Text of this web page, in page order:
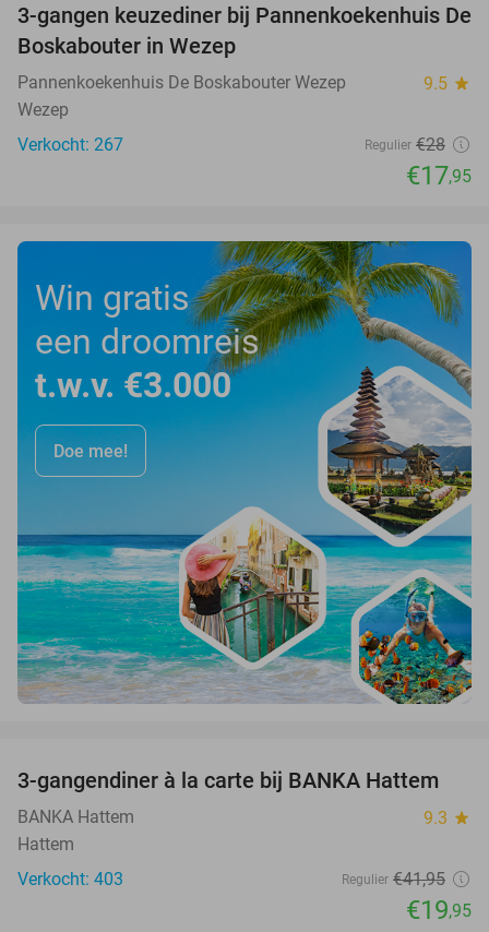
36%
3-gangen keuzediner bij Pannenkoekenhuis De
Boskabouter in Wezep
Pannenkoekenhuis De Boskabouter Wezep 9.5 star
Wezep
Verkocht: 267
Regulier €28
€17,95
Win gratis
een droomreis
t.w.v. €3.000
Doe mee!
52%
3-gangendiner à la carte bij BANKA Hattem
BANKA Hattem 9.3 star
Hattem
Verkocht: 403
Regulier €41,95
€19,95